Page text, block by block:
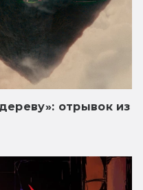
отрывок из